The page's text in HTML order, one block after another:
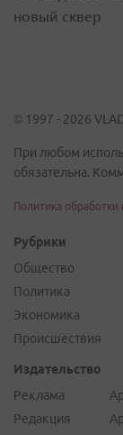
новый сквер
© 1997 - 2026
При любом
обязательна.
Политика
Рубрики
Общество
Политика
Экономика
Происшествия
Издательство
Реклама
Редакция